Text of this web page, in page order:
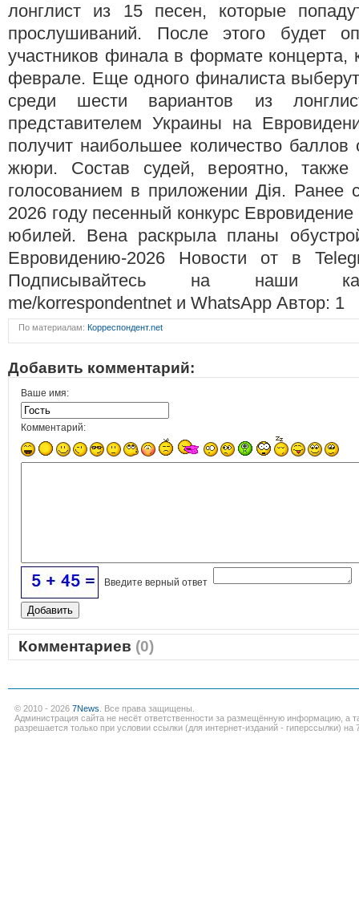
лонглист из 15 песен, которые
прослушиваний. После этого будет
участников финала в формате концерта,
феврале. Еще одного финалиста
среди шести вариантов из
представителем Украины на
получит наибольшее количество баллов
жюри. Состав судей, вероятно, также
голосованием в приложении Дія. Ранее
2026 году песенный конкурс Евровидение
юбилей. Вена раскрыла планы
Евровидению-2026 Новости от в
Подписывайтесь на наши
me/korrespondentnet и WhatsApp Автор: 1
По материалам: Корреспондент.net
Добавить комментарий:
Ваше имя:
Комментарий:
Введите верный ответ
Комментариев (0)
© 2010 - 2026 7News . Все права защищены.
Администрация сайта не несёт ответственности за размещённую информацию, а
разрешается только при условии ссылки (для интернет-изданий - гиперссылки) на